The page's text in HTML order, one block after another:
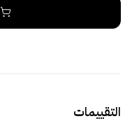
التقييمات